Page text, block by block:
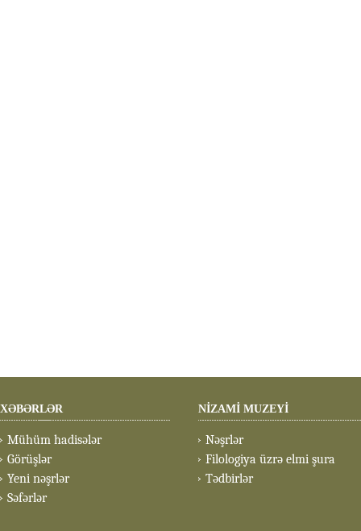
XƏBƏRLƏR
Mühüm hadisələr
Görüşlər
Yeni nəşrlər
Səfərlər
NİZAMİ MUZEYİ
Nəşrlər
Filologiya üzrə elmi şura
Tədbirlər